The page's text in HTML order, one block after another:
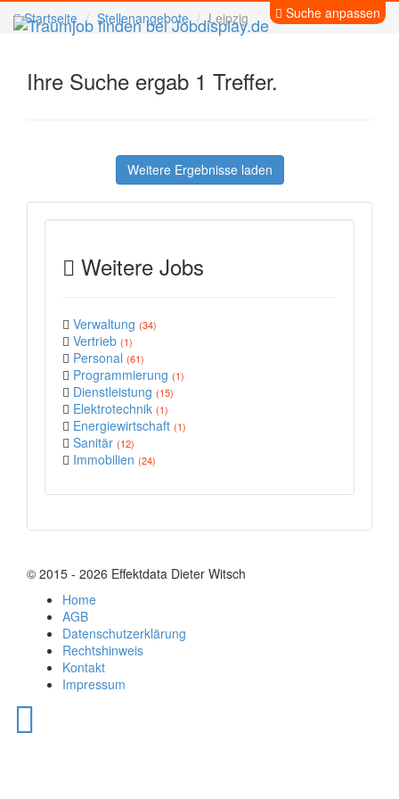
Suche anpassen
Startseite Stellenangebote Leipzig
Ihre Suche ergab 1 Treffer.
Weitere Ergebnisse laden
Weitere Jobs
Verwaltung (34)
Vertrieb (1)
Personal (61)
Programmierung (1)
Dienstleistung (15)
Elektrotechnik (1)
Energiewirtschaft (1)
Sanitär (12)
Immobilien (24)
© 2015 - 2026 Effektdata Dieter Witsch
Home
AGB
Datenschutzerklärung
Rechtshinweis
Kontakt
Impressum